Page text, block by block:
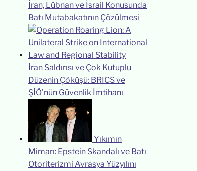
İran, Lübnan ve İsrail Konusunda
Batı Mutabakatının Çözülmesi
İran Saldırısı ve Çok Kutuplu
Düzenin Çöküşü: BRICS ve
ŞİÖ’nün Güvenlik İmtihanı
Yıkımın
Mimarı: Epstein Skandalı ve Batı
Otoriterizmi Avrasya Yüzyılını